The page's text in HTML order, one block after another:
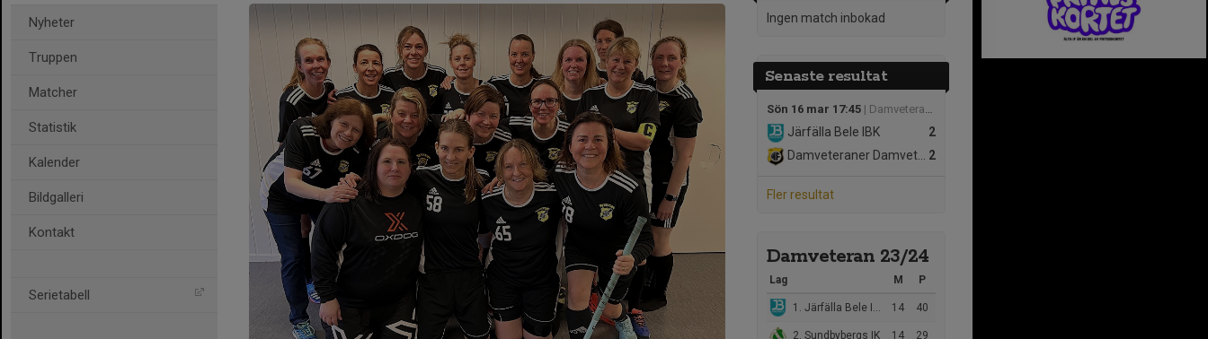
Nyheter
Truppen
Matcher
Statistik
Kalender
Bildgalleri
Kontakt
Serietabell
Ingen match inbokad
Senaste resultat
Sön 16 mar 17:45 | Damveteran (Stockholm)
2
Järfälla Bele IBK
2
Damveteraner Damveteran
Fler resultat
Damveteran 23/24
Lag M P
1. Järfälla Bele IBK 14 40
2. Sundbybergs IK 14 29